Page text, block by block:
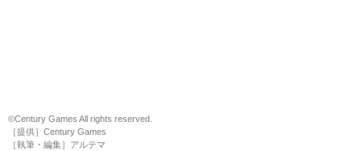
©Century Games All rights reserved.
［提供］Century Games
［執筆・編集］アルテマ